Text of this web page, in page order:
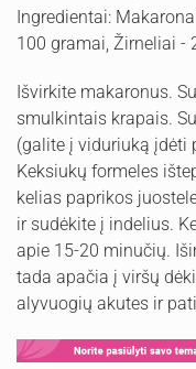
Ingredientai:
100 gramai, Žirneliai -
Išvirkite makaronus.
smulkintais krapais.
(galite į viduriuką įdėti
Keksiukų formeles
kelias paprikos
ir sudėkite į indelius.
apie 15-20 minučių.
tada apačia į viršų
alyvuogių akutes ir